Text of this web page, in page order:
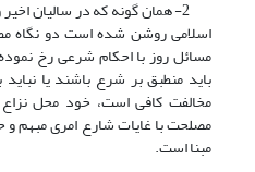
2- همان گونه که در سالیان
اسلامی روشن شده است دو نگاه
مسائل روز با احکام شرعی رخ
باید منطبق بر شرع باشند یا
مخالفت کافی است، خود محل
مصلحت با غایات شارع امری مبهم
مبنا است.